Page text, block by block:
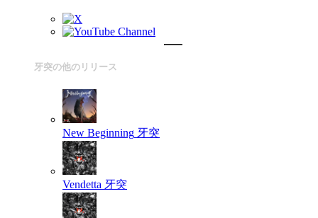
牙突の他のリリース
New Beginning 牙突
Vendetta 牙突